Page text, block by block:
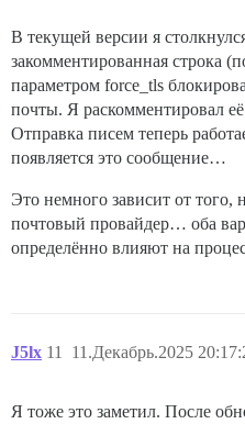
В текущей версии я
закомментированная строка
параметром force_tls
почты. Я раскомментировал
Отправка писем теперь
появляется это сообщение…
Это немного зависит от того,
почтовый провайдер… оба
определённо влияют на
J5lx 11.Декабрь.2025
11
Я тоже это заметил. После